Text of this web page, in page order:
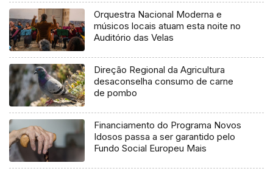
Orquestra Nacional Moderna e
músicos locais atuam esta noite no
Auditório das Velas
Direção Regional da Agricultura
desaconselha consumo de carne
de pombo
Financiamento do Programa Novos
Idosos passa a ser garantido pelo
Fundo Social Europeu Mais